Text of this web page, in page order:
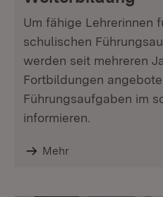
Um fähige Lehrerinnen
schulischen
werden seit mehreren
Fortbildungen
Führungsaufgaben im
informieren.
Mehr